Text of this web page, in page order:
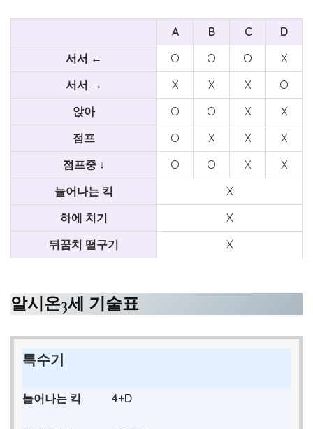
A B C
D
서서 ←
O O O
X
서서 →
X X X
O
앉아
O O X
X
점프
O X X
X
점프중 ↓
O O X
X
늘어나는 킥
X
하에 치기
X
뒤꿈치 떨구기
X
알시온3세 기술표
특수기
늘어나는 킥 4+D